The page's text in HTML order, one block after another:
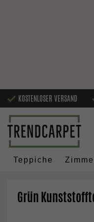
KOSTENLOSER VERSAND
Teppiche
Grün